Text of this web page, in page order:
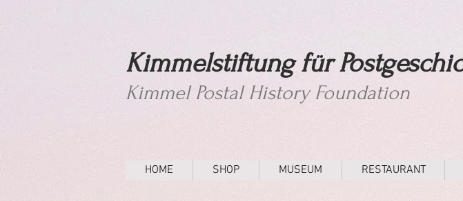
Kimmelstiftung für
Kimmel Postal History Foundation
HOME SHOP MUSEUM RESTAURANT